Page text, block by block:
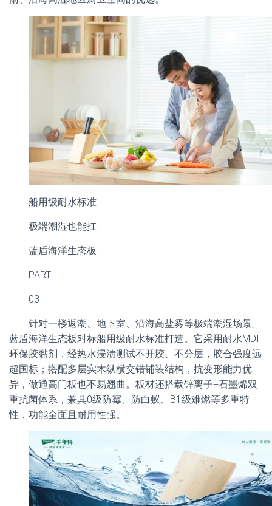
船用级耐水标准
极端潮湿也能扛
蓝盾海洋生态板
PART
03
针对一楼返潮、地下室、沿海高盐雾等极端潮湿场景,
蓝盾海洋生态板对标船用级耐水标准打造。它采用耐水MDI
环保胶黏剂，经热水浸渍测试不开胶、不分层，胶合强度远
超国标；搭配多层实木纵横交错铺装结构，抗变形能力优
异，做通高门板也不易翘曲。板材还搭载锌离子+石墨烯双
重抗菌体系，兼具0级防霉、防白蚁、B1级难燃等多重特
性，功能全面且耐用性强。